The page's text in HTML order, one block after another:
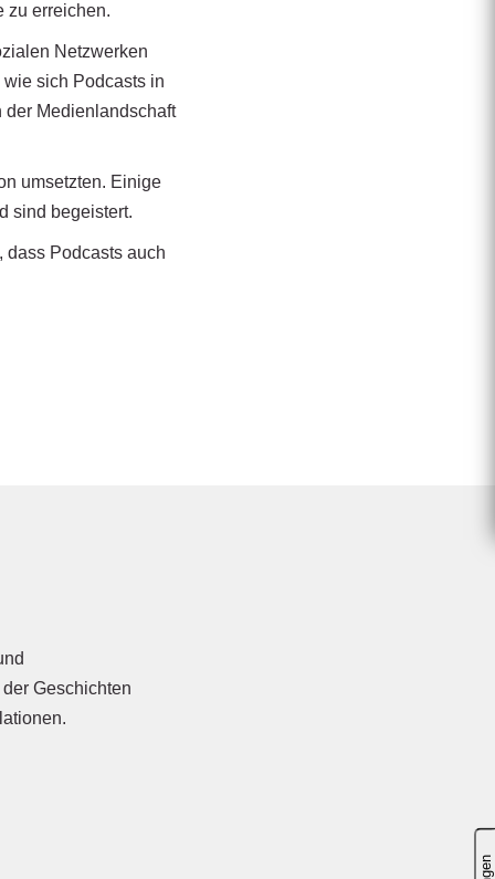
zu erreichen.
Netzwerken
sich Podcasts in
Medienlandschaft
umsetzten. Einige
sind begeistert.
dass Podcasts auch
Geschichten